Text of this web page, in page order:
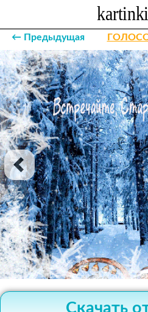
← Предыдущая
Скачать